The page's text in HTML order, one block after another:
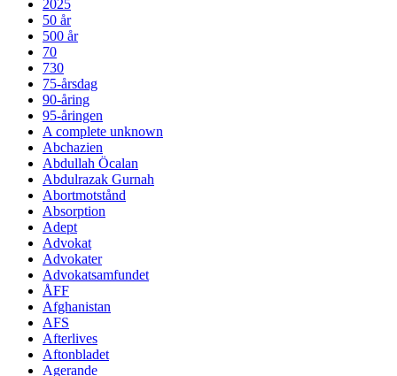
2025
50 år
500 år
70
730
75-årsdag
90-åring
95-åringen
A complete unknown
Abchazien
Abdullah Öcalan
Abdulrazak Gurnah
Abortmotstånd
Absorption
Adept
Advokat
Advokater
Advokatsamfundet
ÅFF
Afghanistan
AFS
Afterlives
Aftonbladet
Agerande